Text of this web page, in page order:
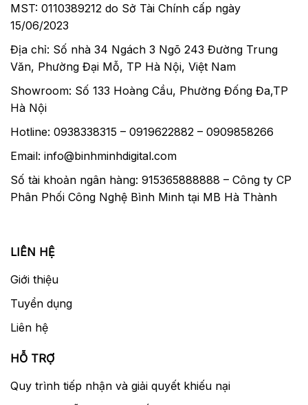
MST: 0110389212 do Sở Tài Chính cấp ngày
15/06/2023
Địa chỉ: Số nhà 34 Ngách 3 Ngõ 243 Đường Trung
Văn, Phường Đại Mỗ, TP Hà Nội, Việt Nam
Showroom: Số 133 Hoàng Cầu, Phường Đống Đa,TP
Hà Nội
Hotline: 0938338315 – 0919622882 – 0909858266
Email: info@binhminhdigital.com
Số tài khoản ngân hàng: 915365888888 – Công ty CP
Phân Phối Công Nghệ Bình Minh tại MB Hà Thành
LIÊN HỆ
Giới thiệu
Tuyển dụng
Liên hệ
HỖ TRỢ
Quy trình tiếp nhận và giải quyết khiếu nại